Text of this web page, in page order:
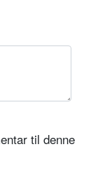
til denne